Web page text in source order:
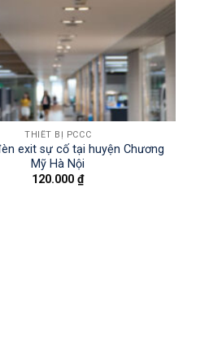
THIẾT BỊ PCCC
exit sự cố tại huyện Chương
Mỹ Hà Nội
120.000₫